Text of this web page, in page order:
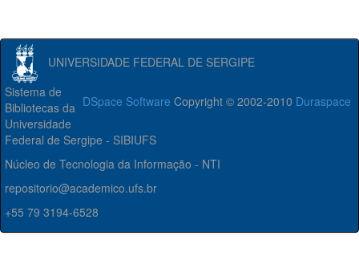
UNIVERSIDADE FEDERAL DE SERGIPE
DSpace Software Copyright © 2002-2010 Duraspace
Sistema de
Bibliotecas da
Universidade
Federal de Sergipe - SIBIUFS
Núcleo de Tecnologia da Informação - NTI
repositorio@academico.ufs.br
+55 79 3194-6528